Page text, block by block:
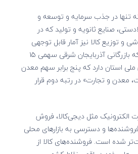
نه تنها در جذب سرمایه و توسعه و
صنایع ثانویه و تولید که در
و توزیع کالا نیز آمار قابل توجهی
ایجاد کردند. به‌گونه‌ای که بازرگانی آذربایجان شرقی سهمی ۱۵
استان دارد که پنج برابر سهم معدن
و تجارت» در رتبه دوم قرار
الکترونیک مثل دیجی‌کالا، فروش
و دسترسی به بازارهای محلی
شده است. فروشنده‌های کالا از